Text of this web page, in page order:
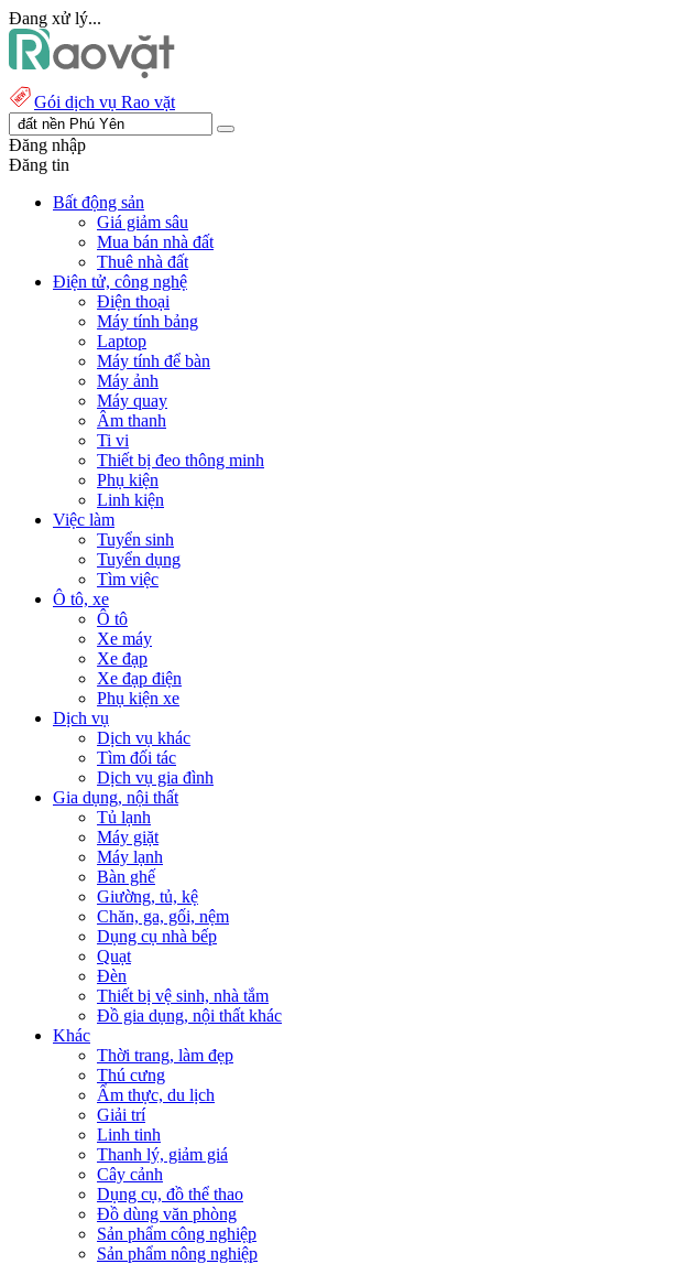
Đang xử lý...
Gói dịch vụ Rao vặt
Đăng nhập
Đăng tin
Bất động sản
Giá giảm sâu
Mua bán nhà đất
Thuê nhà đất
Điện tử, công nghệ
Điện thoại
Máy tính bảng
Laptop
Máy tính để bàn
Máy ảnh
Máy quay
Âm thanh
Ti vi
Thiết bị đeo thông minh
Phụ kiện
Linh kiện
Việc làm
Tuyển sinh
Tuyển dụng
Tìm việc
Ô tô, xe
Ô tô
Xe máy
Xe đạp
Xe đạp điện
Phụ kiện xe
Dịch vụ
Dịch vụ khác
Tìm đối tác
Dịch vụ gia đình
Gia dụng, nội thất
Tủ lạnh
Máy giặt
Máy lạnh
Bàn ghế
Giường, tủ, kệ
Chăn, ga, gối, nệm
Dụng cụ nhà bếp
Quạt
Đèn
Thiết bị vệ sinh, nhà tắm
Đồ gia dụng, nội thất khác
Khác
Thời trang, làm đẹp
Thú cưng
Ẩm thực, du lịch
Giải trí
Linh tinh
Thanh lý, giảm giá
Cây cảnh
Dụng cụ, đồ thể thao
Đồ dùng văn phòng
Sản phẩm công nghiệp
Sản phẩm nông nghiệp